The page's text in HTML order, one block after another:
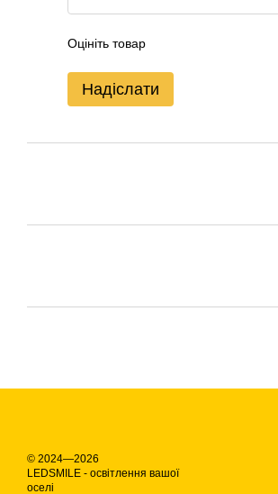
Оцініть товар
Надіслати
© 2024—2026
LEDSMILE - освітлення вашої
оселі